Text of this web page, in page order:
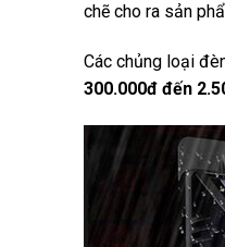
chẽ cho ra sản
Các chủng loại
300.000đ đến